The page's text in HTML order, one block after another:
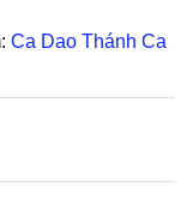
Ca Dao Thánh Ca